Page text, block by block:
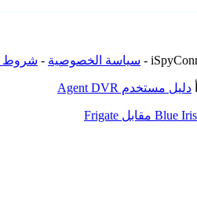
سياسة الخصوصية - شروط
دليل مستخدم Agent DVR